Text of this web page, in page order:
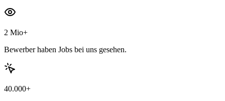
2 Mio+
Bewerber haben Jobs bei uns gesehen.
40.000+